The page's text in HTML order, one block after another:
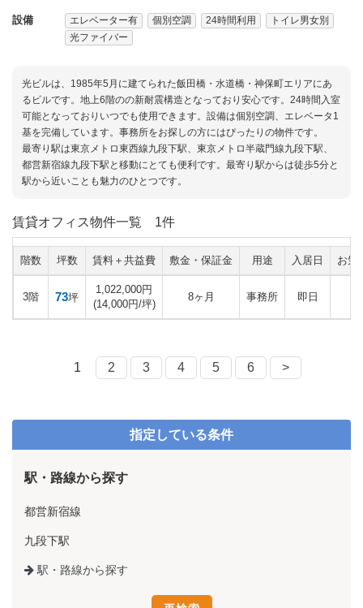
設備 エレベーター有 個別空調 24時間利用
トイレ男女別
光ファイバー
光ビルは、1985年5月に建てられた飯田橋・水道橋・神保町エリアにあ
るビルです。地上6階のの新耐震構造となっており安心です。24時間入室
可能となっておりいつでも使用できます。設備は個別空調、エレベータ1
基を完備しています。事務所をお探しの方にはぴったりの物件です。
最寄り駅は東京メトロ東西線九段下駅、東京メトロ半蔵門線九段下駅、
都営新宿線九段下駅と移動にとても便利です。最寄り駅からは徒歩5分と
駅から近いことも魅力のひとつです。
賃貸オフィス物件一覧 1件
階数 坪数 賃料＋共益費 敷金・保証金 用途 入居日 お気
3階 73坪
1,022,000円
(14,000円/坪)
8ヶ月 事務所 即日
1 2 3 4 5 6 >
指定している条件
駅・路線から探す
都営新宿線
九段下駅
駅・路線から探す